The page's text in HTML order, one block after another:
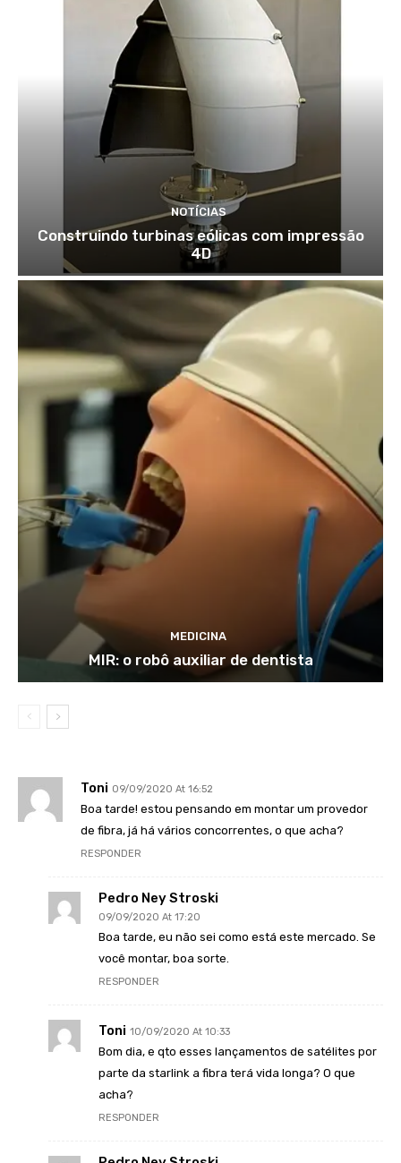
NOTÍCIAS
Construindo turbinas eólicas com impressão
4D
MEDICINA
MIR: o robô auxiliar de dentista
Toni 09/09/2020 At 16:52
Boa tarde! estou pensando em montar um provedor
de fibra, já há vários concorrentes, o que acha?
RESPONDER
Pedro Ney Stroski
09/09/2020 At 17:20
Boa tarde, eu não sei como está este mercado. Se
você montar, boa sorte.
RESPONDER
Toni 10/09/2020 At 10:33
Bom dia, e qto esses lançamentos de satélites por
parte da starlink a fibra terá vida longa? O que
acha?
RESPONDER